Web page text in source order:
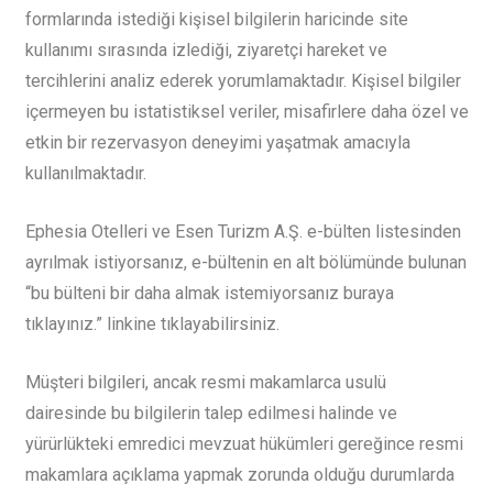
formlarında istediği kişisel bilgilerin haricinde site
kullanımı sırasında izlediği, ziyaretçi hareket ve
tercihlerini analiz ederek yorumlamaktadır. Kişisel bilgiler
içermeyen bu istatistiksel veriler, misafirlere daha özel ve
etkin bir rezervasyon deneyimi yaşatmak amacıyla
kullanılmaktadır.
Ephesia Otelleri ve Esen Turizm A.Ş. e-bülten listesinden
ayrılmak istiyorsanız, e-bültenin en alt bölümünde bulunan
“bu bülteni bir daha almak istemiyorsanız buraya
tıklayınız.” linkine tıklayabilirsiniz.
Müşteri bilgileri, ancak resmi makamlarca usulü
dairesinde bu bilgilerin talep edilmesi halinde ve
yürürlükteki emredici mevzuat hükümleri gereğince resmi
makamlara açıklama yapmak zorunda olduğu durumlarda